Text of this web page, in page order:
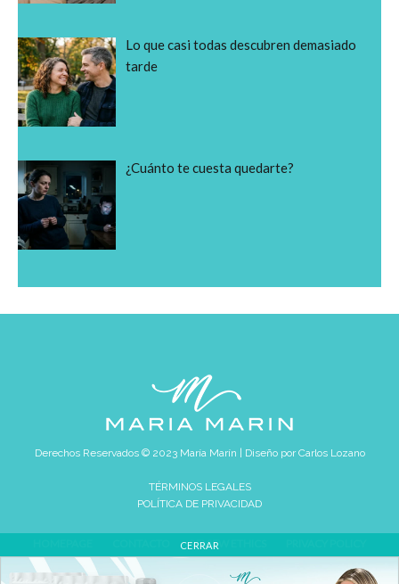
Lo que casi todas descubren demasiado
tarde
¿Cuánto te cuesta quedarte?
Derechos Reservados © 2023 María Marín | Diseño porCarlos Lozano
TÉRMINOS LEGALES
POLÍTICA DE PRIVACIDAD
REVIEW ETHICS
CERRAR